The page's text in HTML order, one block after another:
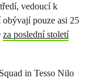
vedoucí k
pouze asi 25
za poslední století